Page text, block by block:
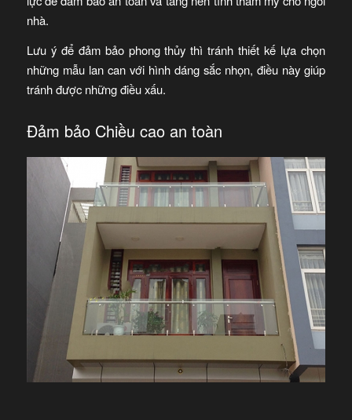
nhà.
Lưu ý để đảm bảo phong thủy thì tránh thiết kế lựa chọn
những mẫu lan can với hình dáng sắc nhọn, điều này giúp
tránh được những điều xấu.
Đảm bảo Chiều cao an toàn